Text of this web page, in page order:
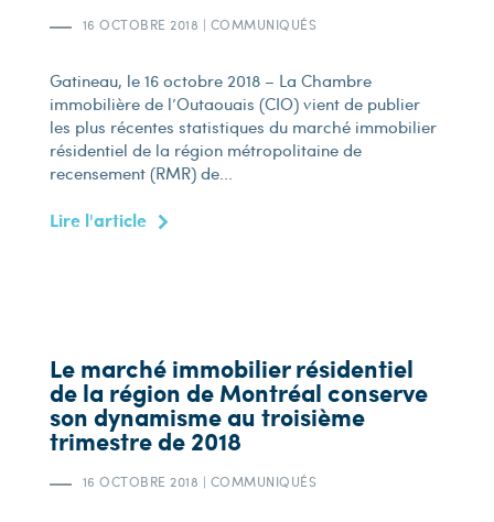
16 OCTOBRE 2018 | COMMUNIQUÉS
Gatineau, le 16 octobre 2018 – La Chambre
immobilière de l’Outaouais (CIO) vient de publier
les plus récentes statistiques du marché immobilier
résidentiel de la région métropolitaine de
recensement (RMR) de...
Lire l'article
Le marché immobilier résidentiel
de la région de Montréal conserve
son dynamisme au troisième
trimestre de 2018
16 OCTOBRE 2018 | COMMUNIQUÉS